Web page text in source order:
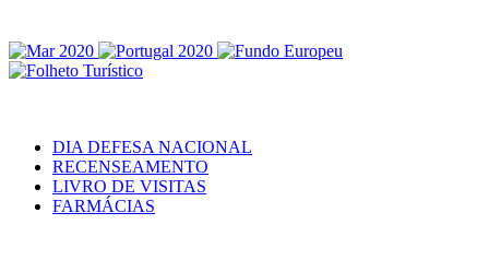
DIA DEFESA NACIONAL
RECENSEAMENTO
LIVRO DE VISITAS
FARMÁCIAS